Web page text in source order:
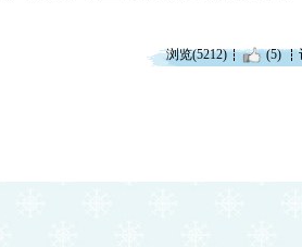
浏览(5212) (5)